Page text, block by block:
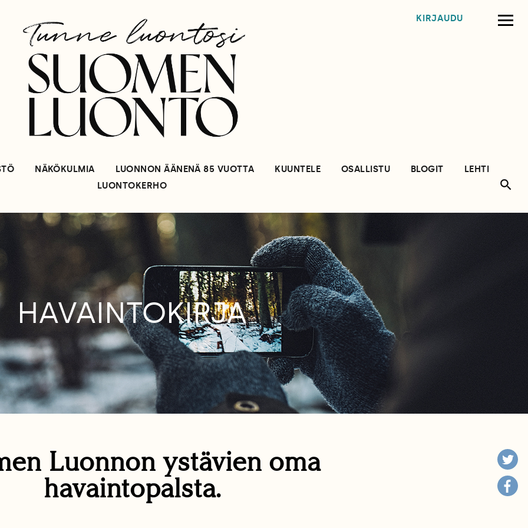
KIRJAUDU
NÄKÖKULMIA LUONNON ÄÄNENÄ 85 VUOTTA KUUNTELE OSALLISTU BLOGIT
LEHTI
LUONTOKERHO
HAVAINTOKIRJA
Luonnon ystävien oma
havaintopalsta.